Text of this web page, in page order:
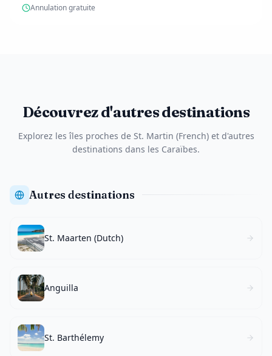
Annulation gratuite
Découvrez d'autres destinations
Explorez les îles proches de St. Martin (French) et d'autres
destinations dans les Caraïbes.
Autres destinations
St. Maarten (Dutch)
Anguilla
St. Barthélemy